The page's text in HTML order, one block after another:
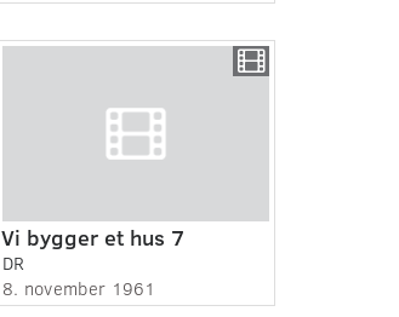
Vi bygger et hus 7
DR
8. november 1961